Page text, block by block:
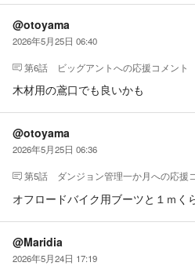
@otoyama
2026年5月25日 06:40
第6話 ビッグアントへの応援コメント
木材用の鳶口でも良いかも
@otoyama
2026年5月25日 06:36
第5話 ダンジョン管理一か月への応援
オフロードバイク用ブーツと１ｍく
@Maridia
2026年5月24日 17:19